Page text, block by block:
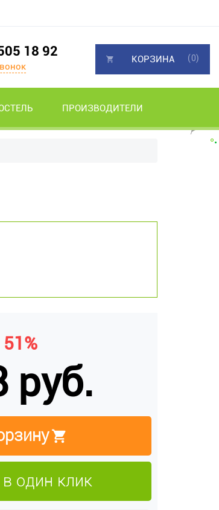
18 92
ПРОИЗВОДИТЕЛИ
КОРЗИНА (0)
руб.
один клик